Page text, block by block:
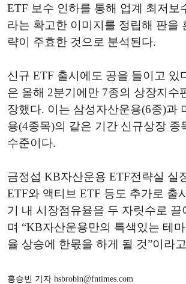
ETF 보수 인하를 통해 업계 최저보
라는 확고한 이미지를 정립해 판을
략이 주효한 것으로 분석된다.
신규 ETF 출시에도 공을 들이고 있
은 올해 2분기에만 7종의 상장지수
장했다. 이는 삼성자산운용(6종)과
용(4종목)의 같은 기간 신규상장 종
수준이다.
금정섭 KB자산운용 ETF전략실 실
ETF와 액티브 ETF 등도 추가로 출
기 내 시장점유율을 두 자릿수로 끌
며 “KB자산운용만의 특색있는 테
율 상승에 한몫을 하게 될 것”이라
홍승빈 기자 hsbrobin@fntimes.com